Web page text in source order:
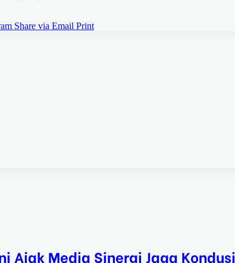
Share via Email Print
Ajak Media Sinergi Jaga